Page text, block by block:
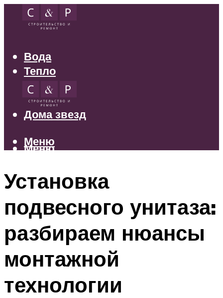
Вода
Тепло
Электрика
Свет
Дома звезд
Меню
Меню
Установка
подвесного унитаза:
разбираем нюансы
монтажной
технологии